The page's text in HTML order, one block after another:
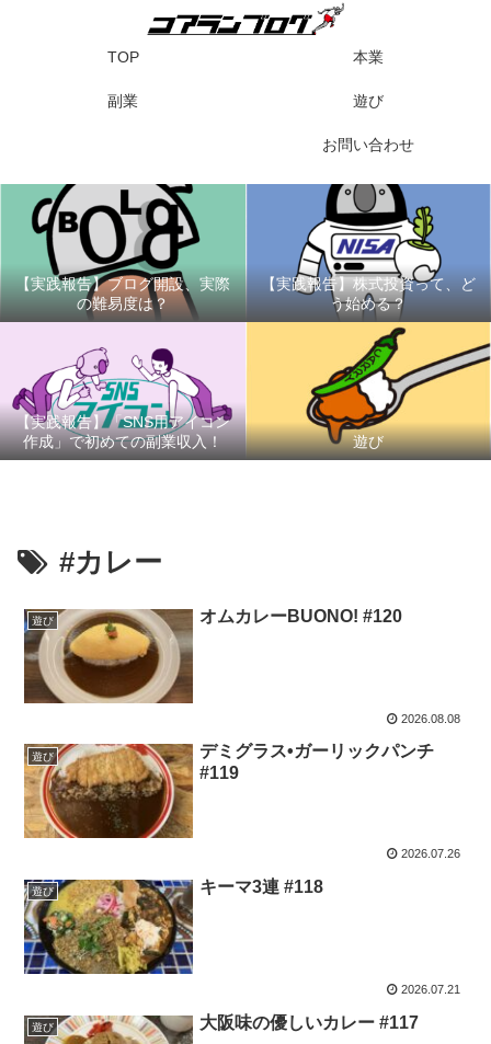
TOP 本業
副業 遊び
お問い合わせ
【実践報告】ブログ開設、実際
の難易度は？
【実践報告】株式投資って、ど
う始める？
【実践報告】「SNS用アイコン
作成」で初めての副業収入！
遊び
#カレー
遊び オムカレーBUONO! #120
2026.08.08
遊び
デミグラス•ガーリックパンチ
#119
2026.07.26
遊び キーマ3連 #118
2026.07.21
遊び 大阪味の優しいカレー #117